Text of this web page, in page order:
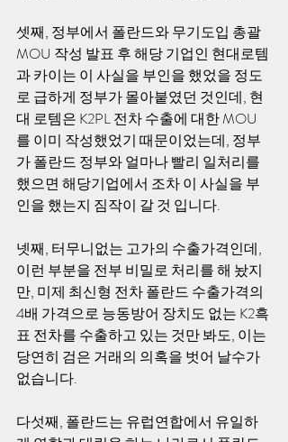
셋째, 정부에서 폴란드와 무기도입 총괄
MOU 작성 발표 후 해당 기업인 현대로템
과 카이는 이 사실을 부인을 했었을 정도
로 급하게 정부가 몰아붙였던 것인데, 현
대 로템은 K2PL 전차 수출에 대한 MOU
를 이미 작성했었기 때문이었는데, 정부
가 폴란드 정부와 얼마나 빨리 일처리를
했으면 해당기업에서 조차 이 사실을 부
인을 했는지 짐작이 갈 것 입니다.
넷째, 터무니없는 고가의 수출가격인데,
이런 부분을 전부 비밀로 처리를 해 놨지
만, 미제 최신형 전차 폴란드 수출가격의
4배 가격으로 능동방어 장치도 없는 K2흑
표 전차를 수출하고 있는 것만 봐도, 이는
당연히 검은 거래의 의혹을 벗어 날수가
없습니다.
다섯째, 폴란드는 유럽연합에서 유일하